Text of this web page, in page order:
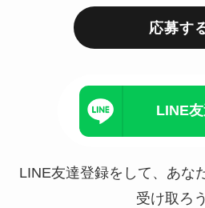
応募す
LINE
LINE友達登録をして、あな
受け取ろ